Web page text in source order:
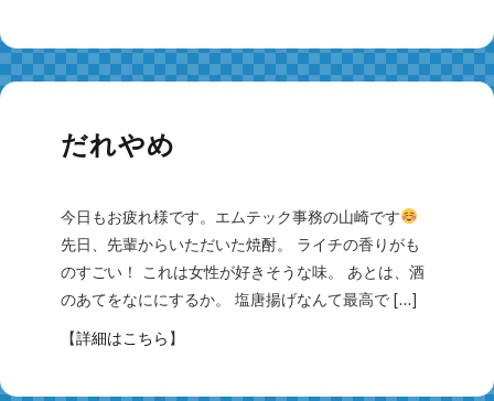
だれやめ
今日もお疲れ様です。エムテック事務の山崎です
先日、先輩からいただいた焼酎。 ライチの香りがも
のすごい！ これは女性が好きそうな味。 あとは、酒
のあてをなににするか。 塩唐揚げなんて最高で […]
【詳細はこちら 】